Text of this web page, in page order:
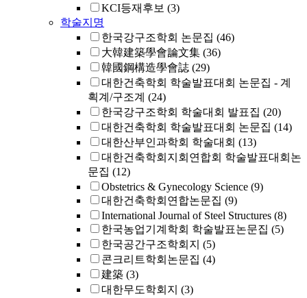
KCI등재후보 (3)
학술지명
한국강구조학회 논문집 (46)
大韓建築學會論文集 (36)
韓國鋼構造學會誌 (29)
대한건축학회 학술발표대회 논문집 - 계
획계/구조계 (24)
한국강구조학회 학술대회 발표집 (20)
대한건축학회 학술발표대회 논문집 (14)
대한산부인과학회 학술대회 (13)
대한건축학회지회연합회 학술발표대회논
문집 (12)
Obstetrics & Gynecology Science (9)
대한건축학회연합논문집 (9)
International Journal of Steel Structures (8)
한국농업기계학회 학술발표논문집 (5)
한국공간구조학회지 (5)
콘크리트학회논문집 (4)
建築 (3)
대한무도학회지 (3)